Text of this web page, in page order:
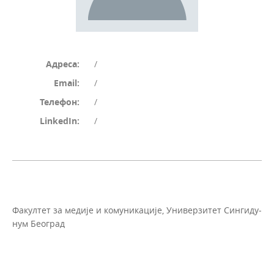
Адреса:
/
Email:
/
Телефон:
/
LinkedIn:
/
Фа­кул­тет за ме­ди­је и ко­му­ни­ка­ци­је, Уни­вер­зи­тет Син­ги­ду­
нум Бе­о­град